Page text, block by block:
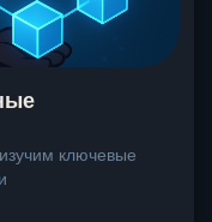
ключевые